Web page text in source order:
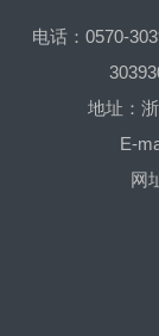
电话：0570-
地址：
E-
网